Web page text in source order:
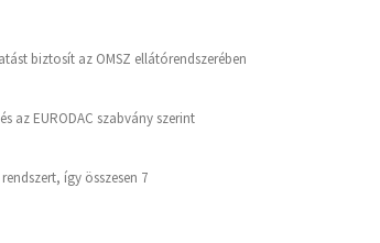
biztosít az OMSZ ellátórendszerében
az EURODAC szabvány szerint
így összesen 7